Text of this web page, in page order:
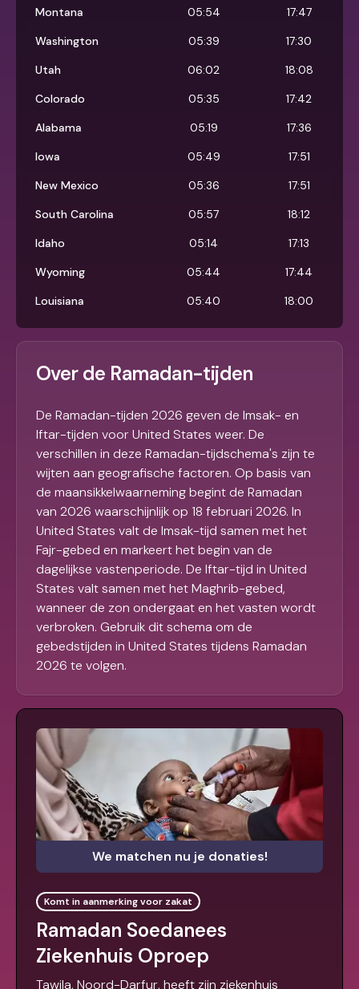
Montana
05:54
17:47
Washington
05:39
17:30
Utah
06:02
18:08
Colorado
05:35
17:42
Alabama
05:19
17:36
Iowa
05:49
17:51
New Mexico
05:36
17:51
South Carolina
05:57
18:12
Idaho
05:14
17:13
Wyoming
05:44
17:44
Louisiana
05:40 18:00
Over de Ramadan-tijden
De Ramadan-tijden 2026 geven de Imsak- en
Iftar-tijden voor United States weer. De
verschillen in deze Ramadan-tijdschema's zijn te
wijten aan geografische factoren. Op basis van
de maansikkelwaarneming begint de Ramadan
van 2026 waarschijnlijk op 18 februari 2026. In
United States valt de Imsak-tijd samen met het
Fajr-gebed en markeert het begin van de
dagelijkse vastenperiode. De Iftar-tijd in United
States valt samen met het Maghrib-gebed,
wanneer de zon ondergaat en het vasten wordt
verbroken. Gebruik dit schema om de
gebedstijden in United States tijdens Ramadan
2026 te volgen.
We matchen nu je donaties!
Komt in aanmerking voor zakat
Ramadan Soedanees
Ziekenhuis Oproep
Tawila, Noord-Darfur, heeft zijn ziekenhuis